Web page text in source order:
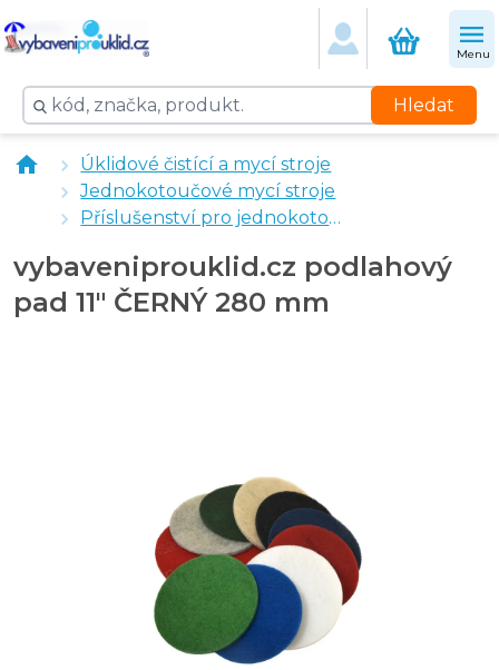
Menu
Hledat
vybaveniprouklid.cz podlahový pad 11" HNĚDÝ 280
vybaveniprouklid.cz podlahový pad 11" ČERVENÝ 280
vybaveniprouklid.cz podlahový pad 11" BÍLÝ 280 mm
Úklidové čistící a mycí stroje
Jednokotoučové mycí stroje
Příslušenství pro jednokotoučové mycí stroje
vybaveniprouklid.cz podlahový
pad 11" ČERNÝ 280 mm